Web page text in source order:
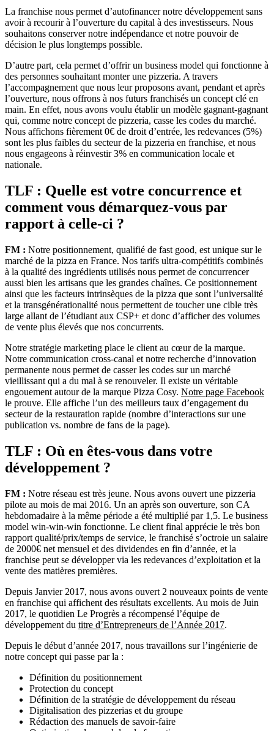
La franchise nous permet d’autofinancer notre développement sans
avoir à recourir à l’ouverture du capital à des investisseurs. Nous
souhaitons conserver notre indépendance et notre pouvoir de
décision le plus longtemps possible.
D’autre part, cela permet d’offrir un business model qui fonctionne à
des personnes souhaitant monter une pizzeria. A travers
l’accompagnement que nous leur proposons avant, pendant et après
l’ouverture, nous offrons à nos futurs franchisés un concept clé en
main. En effet, nous avons voulu établir un modèle gagnant-gagnant
qui, comme notre concept de pizzeria, casse les codes du marché.
Nous affichons fièrement 0€ de droit d’entrée, les redevances (5%)
sont les plus faibles du secteur de la pizzeria en franchise, et nous
nous engageons à réinvestir 3% en communication locale et
nationale.
TLF : Quelle est votre concurrence et
comment vous démarquez-vous par
rapport à celle-ci ?
FM : Notre positionnement, qualifié de fast good, est unique sur le
marché de la pizza en France. Nos tarifs ultra-compétitifs combinés
à la qualité des ingrédients utilisés nous permet de concurrencer
aussi bien les artisans que les grandes chaînes. Ce positionnement
ainsi que les facteurs intrinsèques de la pizza que sont l’universalité
et la transgénérationalité nous permettent de toucher une cible très
large allant de l’étudiant aux CSP+ et donc d’afficher des volumes
de vente plus élevés que nos concurrents.
Notre stratégie marketing place le client au cœur de la marque.
Notre communication cross-canal et notre recherche d’innovation
permanente nous permet de casser les codes sur un marché
vieillissant qui a du mal à se renouveler. Il existe un véritable
engouement autour de la marque Pizza Cosy. Notre page Facebook
le prouve. Elle affiche l’un des meilleurs taux d’engagement du
secteur de la restauration rapide (nombre d’interactions sur une
publication vs. nombre de fans de la page).
TLF : Où en êtes-vous dans votre
développement ?
FM : Notre réseau est très jeune. Nous avons ouvert une pizzeria
pilote au mois de mai 2016. Un an après son ouverture, son CA
hebdomadaire à la même période a été multiplié par 1,5. Le business
model win-win-win fonctionne. Le client final apprécie le très bon
rapport qualité/prix/temps de service, le franchisé s’octroie un salaire
de 2000€ net mensuel et des dividendes en fin d’année, et la
franchise peut se développer via les redevances d’exploitation et la
vente des matières premières.
Depuis Janvier 2017, nous avons ouvert 2 nouveaux points de vente
en franchise qui affichent des résultats excellents. Au mois de Juin
2017, le quotidien Le Progrès a récompensé l’équipe de
développement du titre d’Entrepreneurs de l’Année 2017.
Depuis le début d’année 2017, nous travaillons sur l’ingénierie de
notre concept qui passe par la :
Définition du positionnement
Protection du concept
Définition de la stratégie de développement du réseau
Digitalisation des pizzerias et du groupe
Rédaction des manuels de savoir-faire